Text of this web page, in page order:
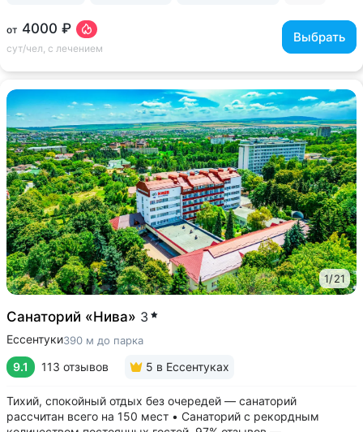
от 4000 ₽
сут/чел, с лечением
Выбрать
1/21
Санаторий «Нива» 3
Ессентуки390 м до парка
9.1 113 отзывов 5 в Ессентуках
Тихий, спокойный отдых без очередей — санаторий
рассчитан всего на 150 мест • Санаторий с рекордным